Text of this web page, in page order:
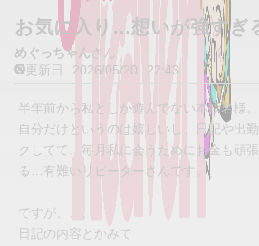
お気に入り…想いが強すぎ
めぐっちゃんさん
更新日
2026/05/20 22:43
半年前から私としか遊んでない本指名様。
自分だけというのは嬉しいし、日記や出
クしてて、毎月私に会うためにお金も頑
る…有難いリピーターさんです。
ですが、、、
日記の内容とかみて